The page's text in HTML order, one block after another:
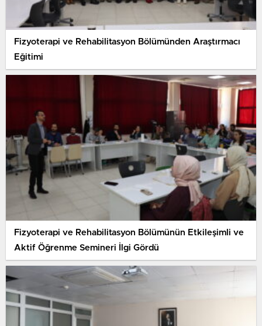
Fizyoterapi ve Rehabilitasyon Bölümünden Araştırmacı
Eğitimi
Fizyoterapi ve Rehabilitasyon Bölümünün Etkileşimli ve
Aktif Öğrenme Semineri İlgi Gördü